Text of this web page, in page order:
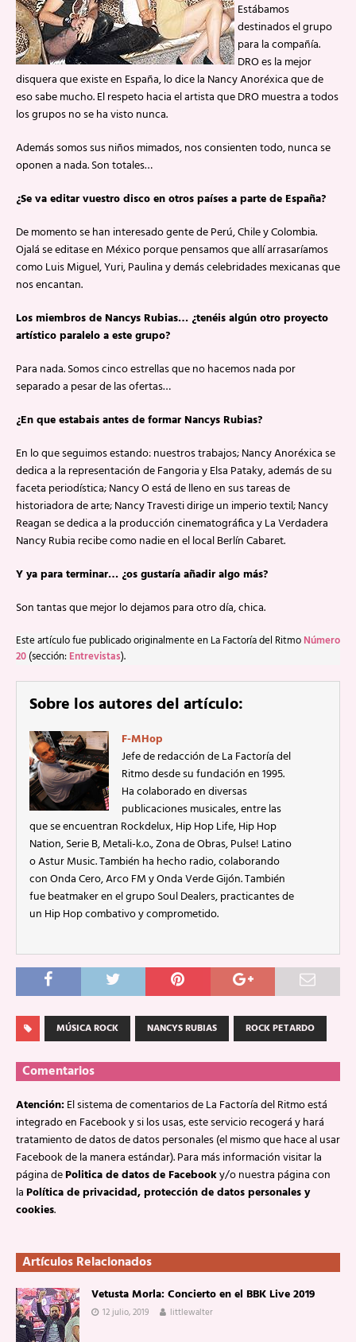
Estábamos
destinados el grupo
para la compañía.
DRO es la mejor
disquera que existe en España, lo dice la Nancy Anoréxica que de
eso sabe mucho. El respeto hacia el artista que DRO muestra a todos
los grupos no se ha visto nunca.
Además somos sus niños mimados, nos consienten todo, nunca se
oponen a nada. Son totales…
¿Se va editar vuestro disco en otros países a parte de España?
De momento se han interesado gente de Perú, Chile y Colombia.
Ojalá se editase en México porque pensamos que allí arrasaríamos
como Luis Miguel, Yuri, Paulina y demás celebridades mexicanas que
nos encantan.
Los miembros de Nancys Rubias… ¿tenéis algún otro proyecto
artístico paralelo a este grupo?
Para nada. Somos cinco estrellas que no hacemos nada por
separado a pesar de las ofertas…
¿En que estabais antes de formar Nancys Rubias?
En lo que seguimos estando: nuestros trabajos; Nancy Anoréxica se
dedica a la representación de Fangoria y Elsa Pataky, además de su
faceta periodística; Nancy O está de lleno en sus tareas de
historiadora de arte; Nancy Travesti dirige un imperio textil; Nancy
Reagan se dedica a la producción cinematográfica y La Verdadera
Nancy Rubia recibe como nadie en el local Berlín Cabaret.
Y ya para terminar… ¿os gustaría añadir algo más?
Son tantas que mejor lo dejamos para otro día, chica.
Este artículo fue publicado originalmente en La Factoría del Ritmo Número
20 (sección: Entrevistas).
Sobre los autores del artículo:
F-MHop
Jefe de redacción de La Factoría del
Ritmo desde su fundación en 1995.
Ha colaborado en diversas
publicaciones musicales, entre las
que se encuentran Rockdelux, Hip Hop Life, Hip Hop
Nation, Serie B, Metali-k.o., Zona de Obras, Pulse! Latino
o Astur Music. También ha hecho radio, colaborando
con Onda Cero, Arco FM y Onda Verde Gijón. También
fue beatmaker en el grupo Soul Dealers, practicantes de
un Hip Hop combativo y comprometido.
MÚSICA ROCK NANCYS RUBIAS ROCK PETARDO
Comentarios
Atención:El sistema de comentarios de La Factoría del Ritmo está
integrado en Facebook y si los usas, este servicio recogerá y hará
tratamiento de datos de datos personales (el mismo que hace al usar
Facebook de la manera estándar). Para más información visitar la
página dePolitica de datos de Facebooky/o nuestra página con
laPolítica de privacidad, protección de datos personales y
cookies.
Artículos Relacionados
Vetusta Morla: Concierto en el BBK Live 2019
12 julio, 2019 littlewalter